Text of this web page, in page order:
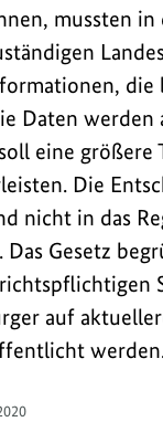
mussten
Daten
eine größere
Die
nicht in das
Das Gesetz
auf